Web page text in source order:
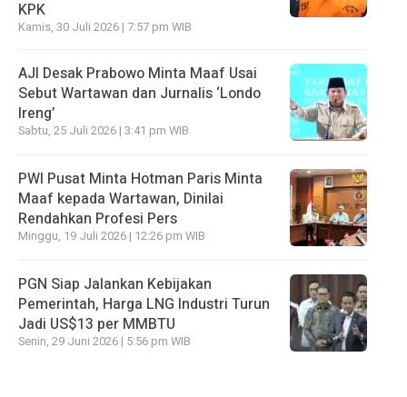
KPK
Kamis, 30 Juli 2026 | 7:57 pm WIB
AJI Desak Prabowo Minta Maaf Usai
Sebut Wartawan dan Jurnalis ‘Londo
Ireng’
Sabtu, 25 Juli 2026 | 3:41 pm WIB
PWI Pusat Minta Hotman Paris Minta
Maaf kepada Wartawan, Dinilai
Rendahkan Profesi Pers
Minggu, 19 Juli 2026 | 12:26 pm WIB
PGN Siap Jalankan Kebijakan
Pemerintah, Harga LNG Industri Turun
Jadi US$13 per MMBTU
Senin, 29 Juni 2026 | 5:56 pm WIB